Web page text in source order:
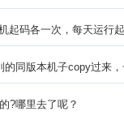
码各一次，每天运行
同版本机子copy过来
?哪里去了呢？